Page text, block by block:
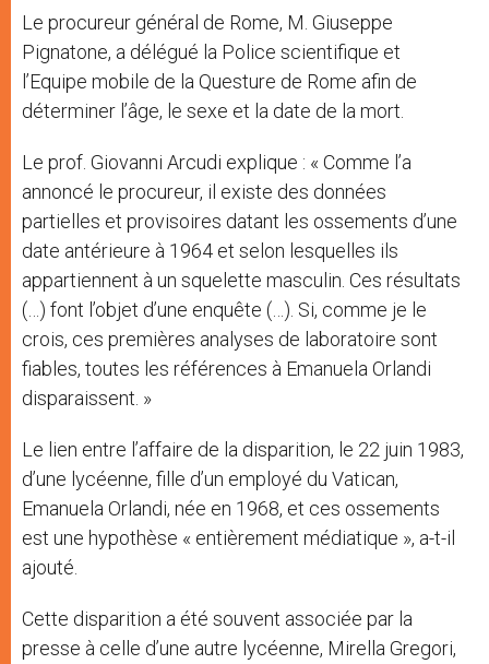
Le procureur général de Rome, M. Giuseppe
Pignatone, a délégué la Police scientifique et
l’Equipe mobile de la Questure de Rome afin de
déterminer l’âge, le sexe et la date de la mort.
Le prof. Giovanni Arcudi explique : « Comme l’a
annoncé le procureur, il existe des données
partielles et provisoires datant les ossements d’une
date antérieure à 1964 et selon lesquelles ils
appartiennent à un squelette masculin. Ces résultats
(…) font l’objet d’une enquête (…). Si, comme je le
crois, ces premières analyses de laboratoire sont
fiables, toutes les références à Emanuela Orlandi
disparaissent. »
Le lien entre l’affaire de la disparition, le 22 juin 1983,
d’une lycéenne, fille d’un employé du Vatican,
Emanuela Orlandi, née en 1968, et ces ossements
est une hypothèse « entièrement médiatique », a-t-il
ajouté.
Cette disparition a été souvent associée par la
presse à celle d’une autre lycéenne, Mirella Gregori,